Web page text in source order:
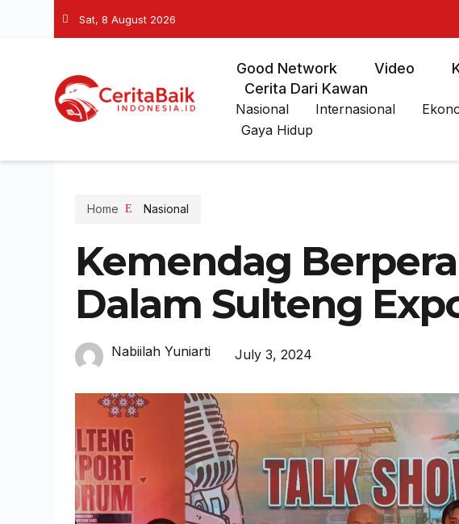
Sat, 8 August 2026
Good Network Video
Cerita Dari Kawan
Nasional Internasional
Gaya Hidup
Home Nasional
Kemendag
Dalam Sulteng
Nabiilah Yuniarti July 3, 2024